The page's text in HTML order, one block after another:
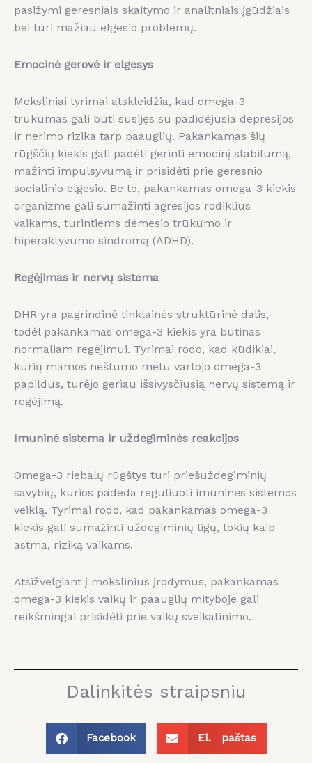
pasižymi geresniais skaitymo ir analitniais įgūdžiais
bei turi mažiau elgesio problemų.
Emocinė gerovė ir elgesys
Moksliniai tyrimai atskleidžia, kad omega-3
trūkumas gali būti susijęs su padidėjusia depresijos
ir nerimo rizika tarp paauglių. Pakankamas šių
rūgščių kiekis gali padėti gerinti emocinį stabilumą,
mažinti impulsyvumą ir prisidėti prie geresnio
socialinio elgesio. Be to, pakankamas omega-3 kiekis
organizme gali sumažinti agresijos rodiklius
vaikams, turintiems dėmesio trūkumo ir
hiperaktyvumo sindromą (ADHD).
Regėjimas ir nervų sistema
DHR yra pagrindinė tinklainės struktūrinė dalis,
todėl pakankamas omega-3 kiekis yra būtinas
normaliam regėjimui. Tyrimai rodo, kad kūdikiai,
kurių mamos nėštumo metu vartojo omega-3
papildus, turėjo geriau išsivysčiusią nervų sistemą ir
regėjimą.
Imuninė sistema ir uždegiminės reakcijos
Omega-3 riebalų rūgštys turi priešuždegiminių
savybių, kurios padeda reguliuoti imuninės sistemos
veiklą. Tyrimai rodo, kad pakankamas omega-3
kiekis gali sumažinti uždegiminių ligų, tokių kaip
astma, riziką vaikams.
Atsižvelgiant į mokslinius įrodymus, pakankamas
omega-3 kiekis vaikų ir paauglių mityboje gali
reikšmingai prisidėti prie vaikų sveikatinimo.
Dalinkitės straipsniu
Facebook El. paštas